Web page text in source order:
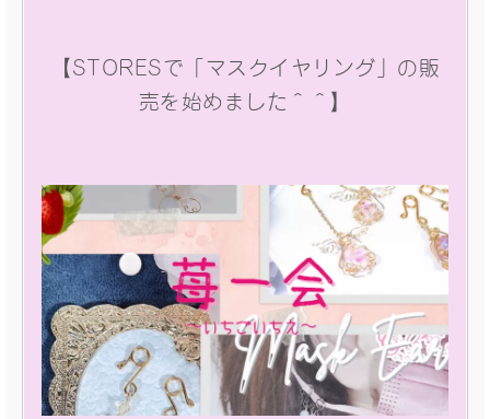
【STORESで「マスクイヤリング」の販
売を始めました＾＾】